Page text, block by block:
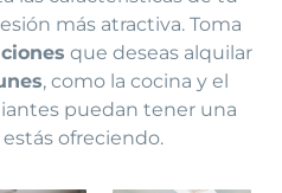
más atractiva. Toma
que deseas alquilar
, como la cocina y el
puedan tener una
ofreciendo.